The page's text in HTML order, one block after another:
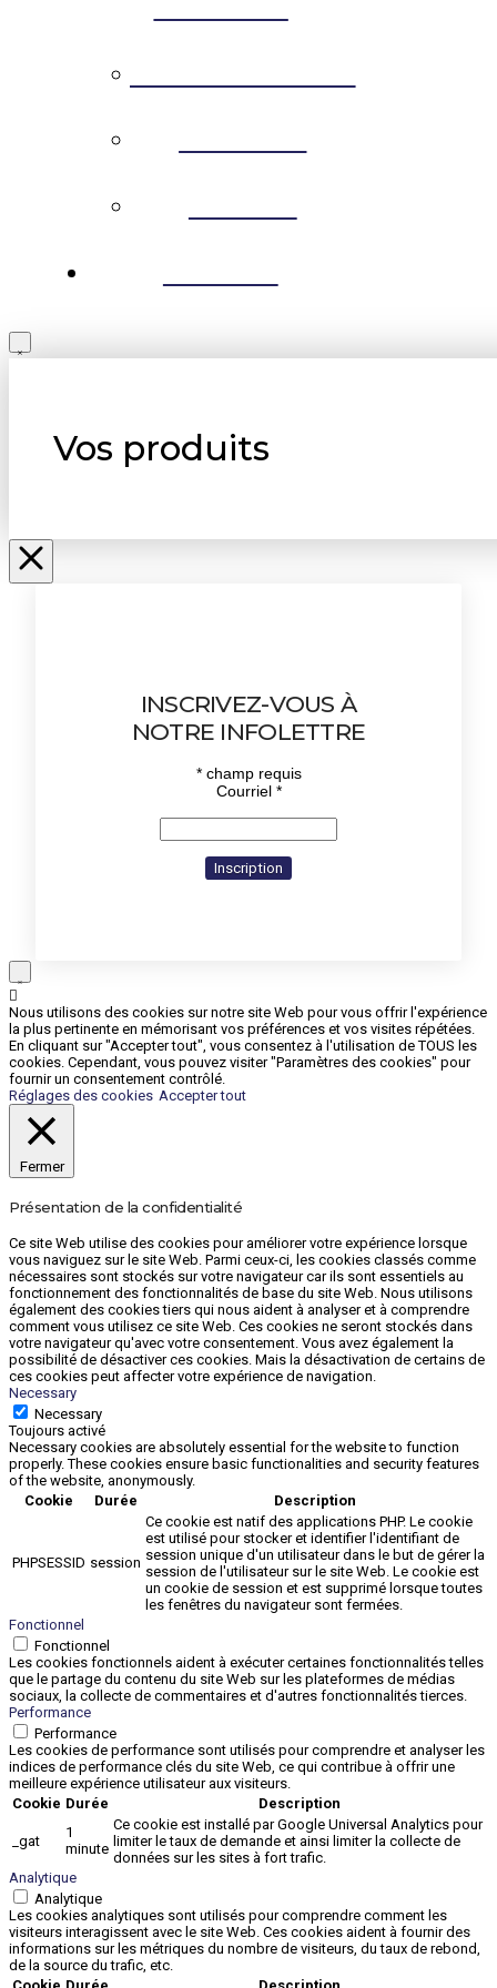
Vos produits
INSCRIVEZ-VOUS À
NOTRE INFOLETTRE
*champ requis
Courriel *
Nous utilisons des cookies sur notre site Web pour vous offrir l'expérience
la plus pertinente en mémorisant vos préférences et vos visites répétées.
En cliquant sur "Accepter tout", vous consentez à l'utilisation de TOUS les
cookies. Cependant, vous pouvez visiter "Paramètres des cookies" pour
fournir un consentement contrôlé.
Réglages des cookies Accepter tout
Fermer
Présentation de la confidentialité
Ce site Web utilise des cookies pour améliorer votre expérience lorsque
vous naviguez sur le site Web. Parmi ceux-ci, les cookies classés comme
nécessaires sont stockés sur votre navigateur car ils sont essentiels au
fonctionnement des fonctionnalités de base du site Web. Nous utilisons
également des cookies tiers qui nous aident à analyser et à comprendre
comment vous utilisez ce site Web. Ces cookies ne seront stockés dans
votre navigateur qu'avec votre consentement. Vous avez également la
possibilité de désactiver ces cookies. Mais la désactivation de certains de
ces cookies peut affecter votre expérience de navigation.
Necessary
Necessary
Toujours activé
Necessary cookies are absolutely essential for the website to function
properly. These cookies ensure basic functionalities and security features
of the website, anonymously.
Cookie
Durée Description
PHPSESSID session
Ce cookie est natif des applications PHP. Le cookie
est utilisé pour stocker et identifier l'identifiant de
session unique d'un utilisateur dans le but de gérer la
session de l'utilisateur sur le site Web. Le cookie est
un cookie de session et est supprimé lorsque toutes
les fenêtres du navigateur sont fermées.
Fonctionnel
Fonctionnel
Les cookies fonctionnels aident à exécuter certaines fonctionnalités telles
que le partage du contenu du site Web sur les plateformes de médias
sociaux, la collecte de commentaires et d'autres fonctionnalités tierces.
Performance
Performance
Les cookies de performance sont utilisés pour comprendre et analyser les
indices de performance clés du site Web, ce qui contribue à offrir une
meilleure expérience utilisateur aux visiteurs.
Cookie Durée Description
_gat
1
minute
Ce cookie est installé par Google Universal Analytics pour
limiter le taux de demande et ainsi limiter la collecte de
données sur les sites à fort trafic.
Analytique
Analytique
Les cookies analytiques sont utilisés pour comprendre comment les
visiteurs interagissent avec le site Web. Ces cookies aident à fournir des
informations sur les métriques du nombre de visiteurs, du taux de rebond,
de la source du trafic, etc.